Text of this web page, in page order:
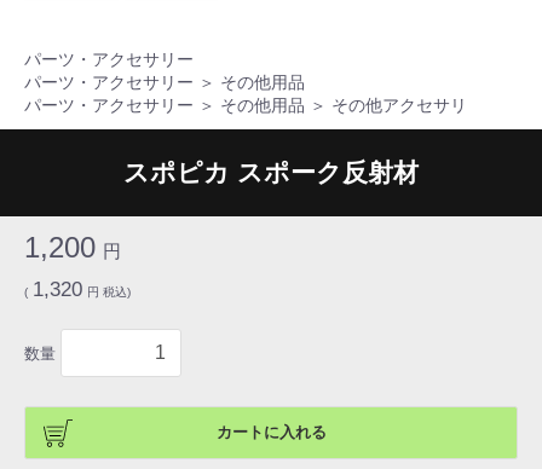
パーツ・アクセサリー
パーツ・アクセサリー ＞ その他用品
パーツ・アクセサリー ＞ その他用品 ＞ その他アクセサリ
スポピカ スポーク反射材
1,200 円
( 1,320 円 税込)
数量
カートに入れる